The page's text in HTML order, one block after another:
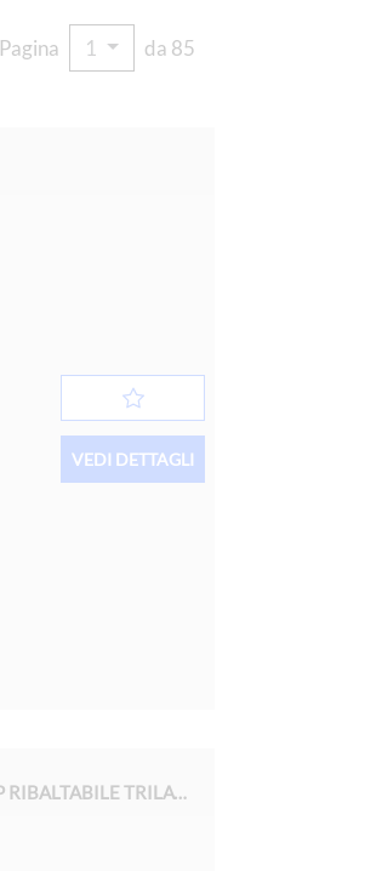
Pagina 1 da 85
VEDI DETTAGLI
IVECO EUROCARGO 120E250P RIBALTABILE TRILATERALE